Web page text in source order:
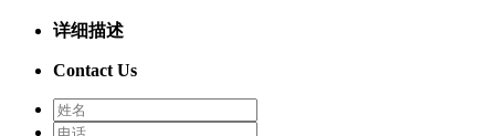
详细描述
Contact Us